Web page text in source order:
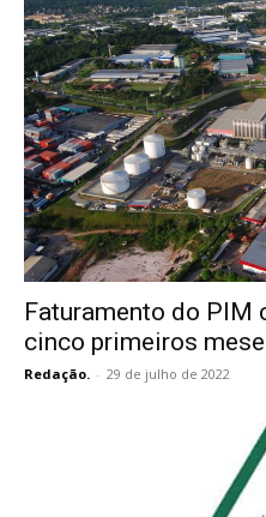
Faturamento do PIM
cinco primeiros
Redação. - 29 de julho de 2022